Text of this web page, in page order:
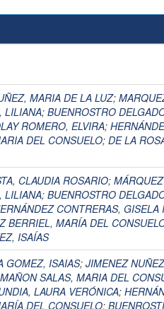
MARIA DE LA LUZ;
LILIANA; BUENROSTRO
ROMERO, ELVIRA;
DEL CONSUELO; DE LA
CLAUDIA ROSARIO; MÁRQUEZ
LILIANA; BUENROSTRO
CONTRERAS, GISELA
BERRIEL, MARÍA DEL
ISAÍAS
GOMEZ, ISAIAS; JIMENEZ
MAÑON SALAS, MARIA DEL
LAURA VERÓNICA;
DEL CONSUELO;